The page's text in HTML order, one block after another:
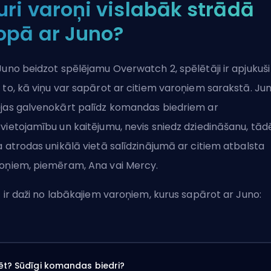
varoņi vislabāk strādā
ar Juno?
beidzot spēlējamu Overwatch 2, spēlētāji ir apjukuši
kā viņu var sapārot ar citiem varoņiem sarakstā.
galvenokārt palīdz komandas biedriem ar
un kaitējumu, nevis sniedz dziedināšanu,
atrodas unikālā vietā salīdzinājumā ar citiem atbalsta
piemēram, Ana vai Mercy.
ir daži no labākajiem varoņiem, kurus sapārot ar Juno:
Sūdīgi komandas biedri?